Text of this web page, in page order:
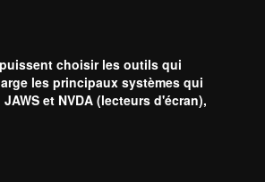
choisir les outils qui
les principaux systèmes qui
et NVDA (lecteurs d'écran),